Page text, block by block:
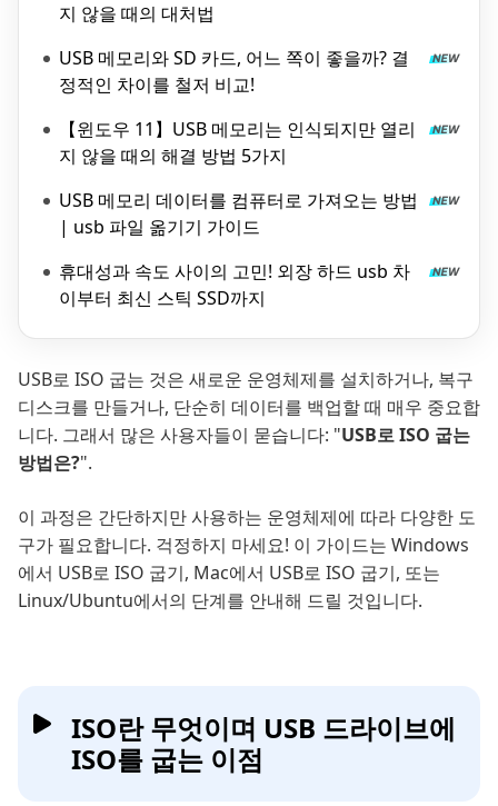
지 않을 때의 대처법
USB 메모리와 SD 카드, 어느 쪽이 좋을까? 결
정적인 차이를 철저 비교!
【윈도우 11】USB 메모리는 인식되지만 열리
지 않을 때의 해결 방법 5가지
USB 메모리 데이터를 컴퓨터로 가져오는 방법
| usb 파일 옮기기 가이드
휴대성과 속도 사이의 고민! 외장 하드 usb 차
이부터 최신 스틱 SSD까지
USB로 ISO 굽는 것은 새로운 운영체제를 설치하거나, 복구
디스크를 만들거나, 단순히 데이터를 백업할 때 매우 중요합
니다. 그래서 많은 사용자들이 묻습니다: "USB로 ISO 굽는
방법은?".
이 과정은 간단하지만 사용하는 운영체제에 따라 다양한 도
구가 필요합니다. 걱정하지 마세요! 이 가이드는 Windows
에서 USB로 ISO 굽기, Mac에서 USB로 ISO 굽기, 또는
Linux/Ubuntu에서의 단계를 안내해 드릴 것입니다.
ISO란 무엇이며 USB 드라이브에
ISO를 굽는 이점